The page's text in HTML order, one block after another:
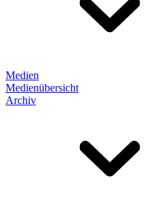
Medien
Medienübersicht
Archiv